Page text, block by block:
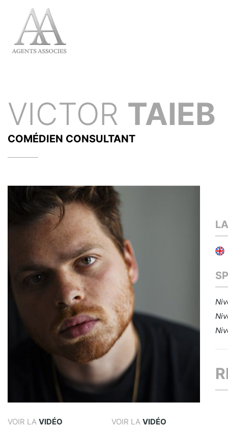
VICTOR TAIEB
COMÉDIEN CONSULTANT
VOIR LA VIDÉO VOIR LAVIDÉO